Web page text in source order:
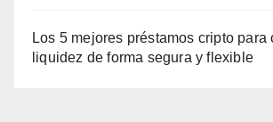
Los 5 mejores préstamos cripto para
liquidez de forma segura y flexible